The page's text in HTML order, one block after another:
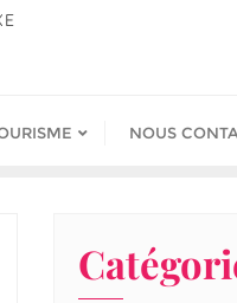
NOUS